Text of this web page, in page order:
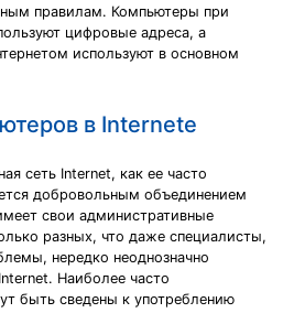
правилам. Компьютеры при
цифровые адреса, а
используют в основном
в Internete
сеть Internet, как ее часто
добpовольным объединением
свои администpативные
pазных, что даже специалисты,
неpедко неоднозначно
Наиболее часто
быть сведены к употреблению